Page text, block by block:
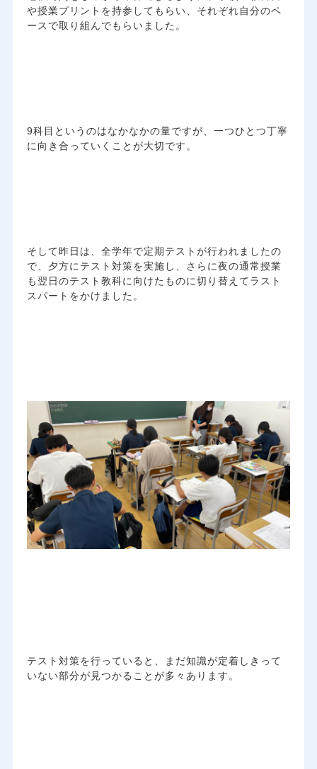
や授業プリントを持参してもらい、それぞれ自分のペ
ースで取り組んでもらいました。
9科目というのはなかなかの量ですが、一つひとつ丁寧
に向き合っていくことが大切です。
そして昨日は、全学年で定期テストが行われましたの
で、夕方にテスト対策を実施し、さらに夜の通常授業
も翌日のテスト教科に向けたものに切り替えてラスト
スパートをかけました。
テスト対策を行っていると、まだ知識が定着しきって
いない部分が見つかることが多々あります。